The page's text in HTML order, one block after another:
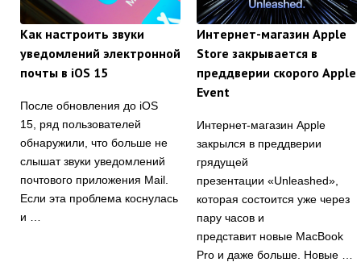
Как настроить звуки
уведомлений электронной
почты в iOS 15
После обновления до iOS
15, ряд пользователей
обнаружили, что больше не
слышат звуки уведомлений
почтового приложения Mail.
Если эта проблема коснулась
и …
Интернет-магазин Apple
Store закрывается в
преддверии скорого Apple
Event
Интернет-магазин Apple
закрылся в преддверии
грядущей
презентации «Unleashed»,
которая состоится уже через
пару часов и
представит новые MacBook
Pro и даже больше. Новые …